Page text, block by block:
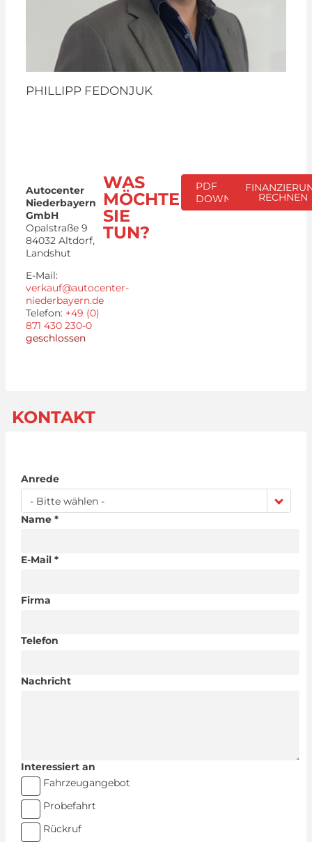
PHILLIPP FEDONJUK
Autocenter
Niederbayern
GmbH
Opalstraße 9
84032 Altdorf,
Landshut
E-Mail:
verkauf@autocenter-
niederbayern.de
Telefon: +49 (0)
871 430 230-0
geschlossen
WAS
MÖCHTEN
SIE
TUN?
PDF
DOWNLOADRECHNEN
KONTAKT
Anrede
- Bitte wählen -
Name *
E-Mail *
Firma
Telefon
Nachricht
Interessiert an
Fahrzeugangebot
Probefahrt
Rückruf